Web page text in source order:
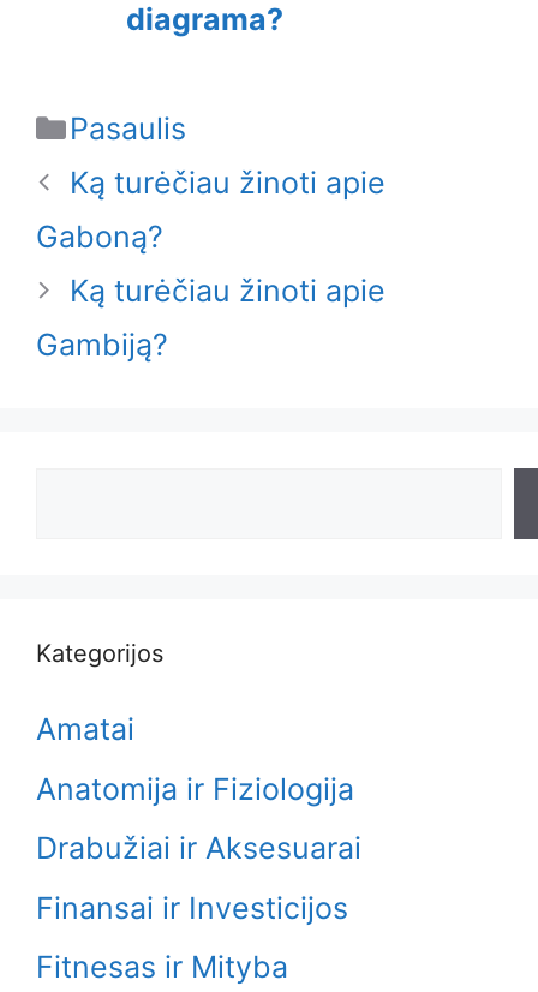
diagrama?
Categories
Pasaulis
Ką turėčiau žinoti apie
Gaboną?
Ką turėčiau žinoti apie
Gambiją?
Kategorijos
Amatai
Anatomija ir Fiziologija
Drabužiai ir Aksesuarai
Finansai ir Investicijos
Fitnesas ir Mityba